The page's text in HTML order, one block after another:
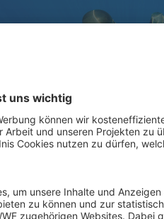
Delfin und Meer